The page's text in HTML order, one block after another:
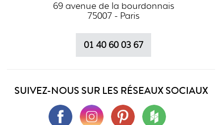
69 avenue de la bourdonnais
75007 - Paris
01 40 60 03 67
SUIVEZ-NOUS SUR LES RÉSEAUX SOCIAUX